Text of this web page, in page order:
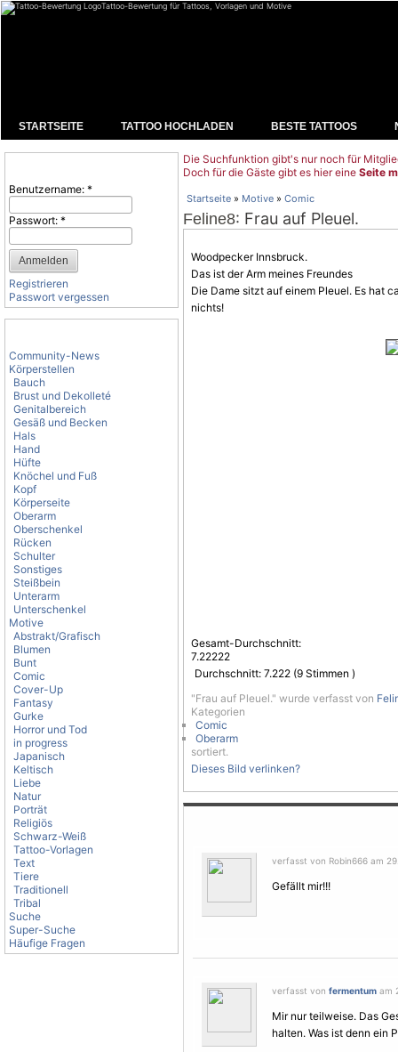
Tattoo-Bewertung für Tattoos, Vorlagen und Motive
STARTSEITE TATTOO HOCHLADEN BESTE TATTOOS
Benutzername: *
Passwort: *
Registrieren
Passwort vergessen
Community-News
Körperstellen
Bauch
Brust und Dekolleté
Genitalbereich
Gesäß und Becken
Hals
Hand
Hüfte
Knöchel und Fuß
Kopf
Körperseite
Oberarm
Oberschenkel
Rücken
Schulter
Sonstiges
Steißbein
Unterarm
Unterschenkel
Motive
Abstrakt/Grafisch
Blumen
Bunt
Comic
Cover-Up
Fantasy
Gurke
Horror und Tod
in progress
Japanisch
Keltisch
Liebe
Natur
Porträt
Religiös
Schwarz-Weiß
Tattoo-Vorlagen
Text
Tiere
Traditionell
Tribal
Suche
Super-Suche
Häufige Fragen
Die Suchfunktion gibt's nur noch für
Doch für die Gäste gibt es hier eine Seite
Startseite » Motive » Comic
Feline8: Frau auf Pleuel.
Woodpecker Innsbruck.
Das ist der Arm meines Freundes
Die Dame sitzt auf einem Pleuel. Es hat
nichts!
Gesamt-Durchschnitt:
7.22222
Durchschnitt: 7.222 (9 Stimmen )
"Frau auf Pleuel." wurde verfasst von
Kategorien
Comic
Oberarm
sortiert.
Dieses Bild verlinken?
verfasst von Robin666 am
Gefällt mir!!!
verfasst von fermentum am
Mir nur teilweise. Das
halten. Was ist denn ein